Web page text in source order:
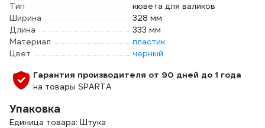
Тип
кювета для валиков
Ширина
328 мм
Длина
333 мм
Материал
пластик
Цвет
черный
Гарантия производителя от 90 дней до 1 года
на товары SPARTA
Упаковка
Единица товара: Штука